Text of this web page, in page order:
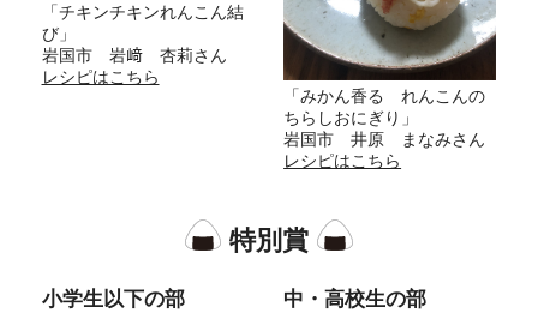
「チキンチキンれんこん結
び」
岩国市 岩﨑 杏莉さん
レシピはこちら
「みかん香る れんこんの
ちらしおにぎり」
岩国市 井原 まなみさん
レシピはこちら
特別賞
小学生以下の部 中・高校生の部